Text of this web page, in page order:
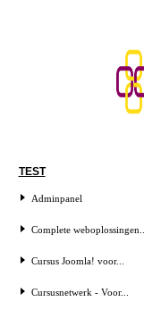
TEST
Adminpanel
Complete weboplossingen...
Cursus Joomla! voor...
Cursusnetwerk - Voor...